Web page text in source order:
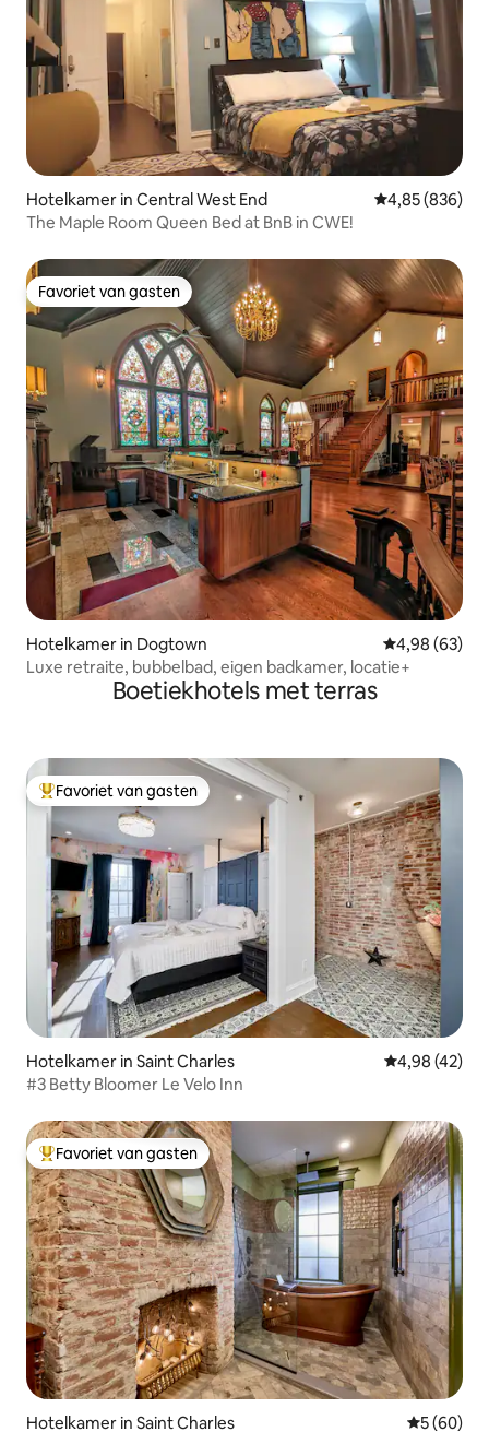
Hotelkamer in Central West End Gemiddelde
4,85 (836)
The Maple Room Queen Bed at BnB in CWE!
Favoriet van gasten
Favoriet van gasten
Hotelkamer in Dogtown Gemiddelde
4,98 (63)
Luxe retraite, bubbelbad, eigen badkamer, locatie+
Boetiekhotels met terras
Topfavoriet van gasten
Favoriet van gasten
Hotelkamer in Saint Charles Gemiddelde
4,98 (42)
#3 Betty Bloomer Le Velo Inn
Topfavoriet van gasten
Favoriet van gasten
Hotelkamer in Saint Charles
5 (60)